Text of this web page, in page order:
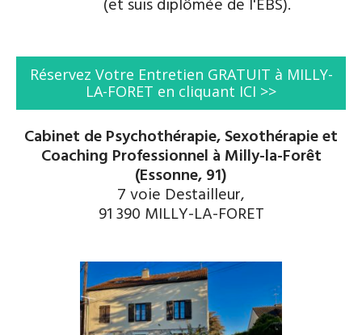
(et suis diplômée de l'EBS).
Réservez Votre Entretien GRATUIT à MILLY-
LA-FORET en cliquant ICI >>
Cabinet de Psychothérapie, Sexothérapie et
Coaching Professionnel à Milly-la-Forêt
(Essonne, 91)
7 voie Destailleur,
91 390 MILLY-LA-FORET